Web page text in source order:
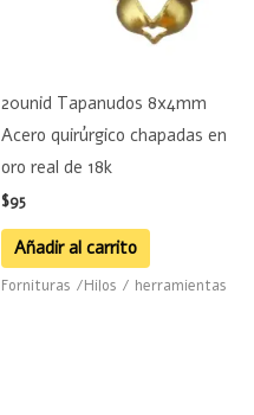
20unid Tapanudos 8x4mm
Acero quirúrgico chapadas en
oro real de 18k
$95
Añadir al carrito
Fornituras /Hilos / herramientas